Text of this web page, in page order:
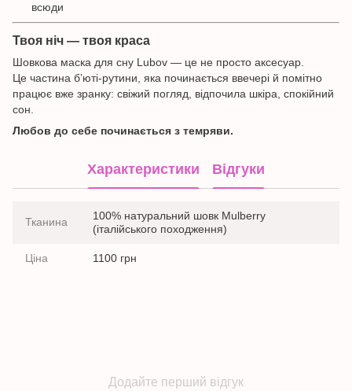
всюди
Твоя ніч — твоя краса
Шовкова маска для сну Lubov — це не просто аксесуар.
Це частина бʼюті-рутини, яка починається ввечері й помітно
працює вже зранку: свіжий погляд, відпочила шкіра, спокійний
сон.
Любов до себе починається з темряви.
Характеристики Відгуки
Тканина
100% натуральний шовк Mulberry
(італійського походження)
Ціна 1100 грн
Додайте перший відгук